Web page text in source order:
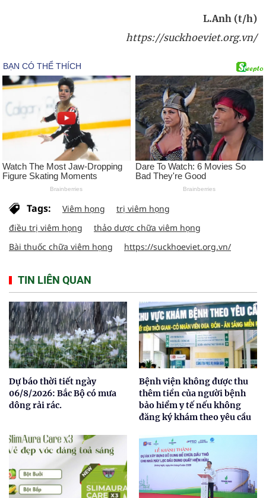
L.Anh (t/h)
https://suckhoeviet.org.vn/
Tags: Viêm họng
trị viêm họng
điều trị viêm họng
thảo dược chữa viêm họng
Bài thuốc chữa viêm họng
https://suckhoeviet.org.vn/
TIN LIÊN QUAN
Dự báo thời tiết ngày
06/8/2026: Bắc Bộ có mưa
dông rải rác.
Bệnh viện không được thu
thêm tiền của người bệnh
bảo hiểm y tế nếu không
đăng ký khám theo yêu cầu